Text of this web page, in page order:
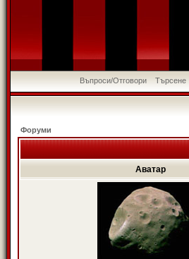
Въпроси/Отговори Търсене
Форуми
Аватар